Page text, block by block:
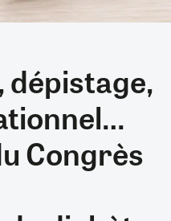
Congrès